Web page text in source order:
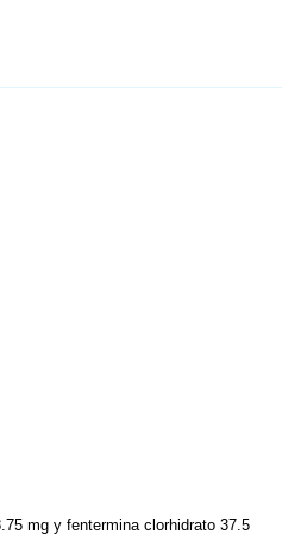
mg y fentermina clorhidrato 37.5